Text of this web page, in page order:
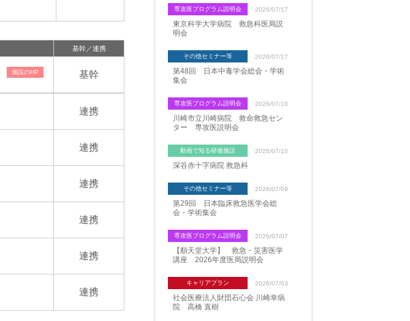
基幹／連携
基幹
連携
連携
連携
連携
連携
連携
専攻医プログラム説明会 2026/07/17
東京科学大学病院 救急科医局説
明会
その他セミナー等 2026/07/17
第48回 日本中毒学会総会・学術
集会
専攻医プログラム説明会 2026/07/10
川崎市立川崎病院 救命救急セン
ター 専攻医説明会
動画で知る研修施設 2026/07/10
深谷赤十字病院 救急科
その他セミナー等 2026/07/09
第29回 日本臨床救急医学会総
会・学術集会
専攻医プログラム説明会 2026/07/07
【順天堂大学】 救急・災害医学
講座 2026年度医局説明会
キャリアプラン 2026/07/03
社会医療法人財団石心会 川崎幸病
院 高橋 直樹